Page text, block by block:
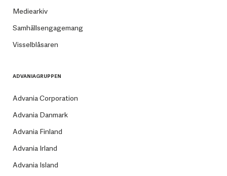
Mediearkiv
Samhällsengagemang
Visselblåsaren
ADVANIAGRUPPEN
Advania Corporation
Advania Danmark
Advania Finland
Advania Irland
Advania Island